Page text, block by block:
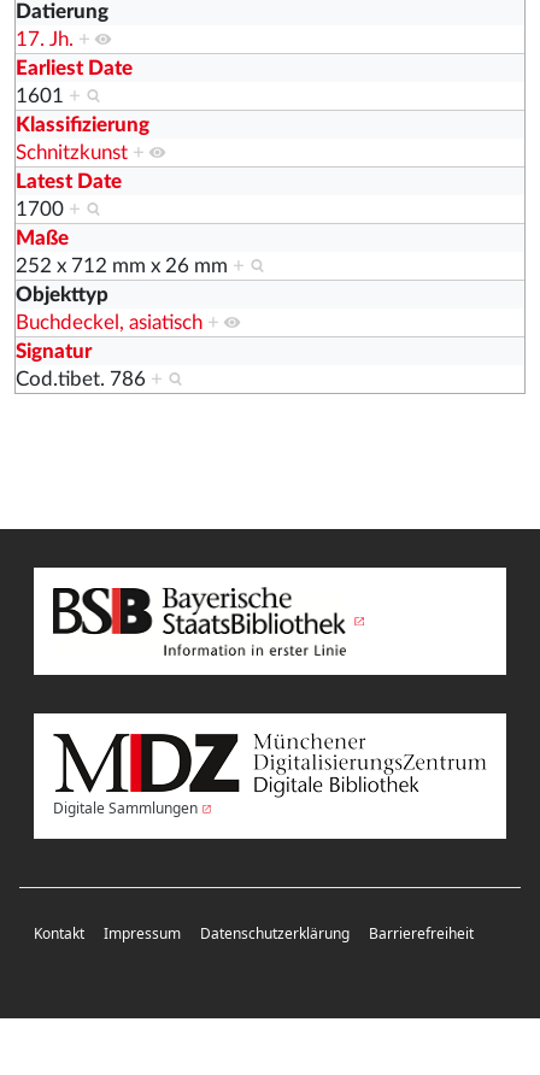
Datierung
17. Jh. +
Earliest Date
1601 +
Klassifizierung
Schnitzkunst +
Latest Date
1700 +
Maße
252 x 712 mm x 26 mm +
Objekttyp
Buchdeckel, asiatisch +
Signatur
Cod.tibet. 786 +
Digitale Sammlungen
Kontakt Impressum Datenschutzerklärung Barrierefreiheit